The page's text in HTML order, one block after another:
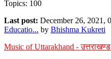
Topics: 100
Last post: December 26, 2021,
Educatio... by Bhishma Kukreti
Music of Uttarakhand -